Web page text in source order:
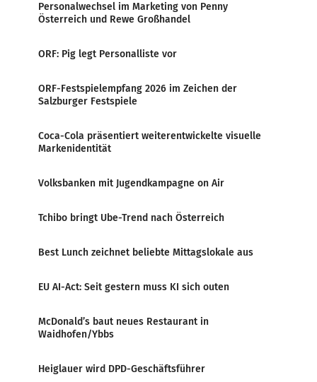
Personalwechsel im Marketing von Penny
Österreich und Rewe Großhandel
ORF: Pig legt Personalliste vor
ORF-Festspielempfang 2026 im Zeichen der
Salzburger Festspiele
Coca-Cola präsentiert weiterentwickelte visuelle
Markenidentität
Volksbanken mit Jugendkampagne on Air
Tchibo bringt Ube-Trend nach Österreich
Best Lunch zeichnet beliebte Mittagslokale aus
EU AI-Act: Seit gestern muss KI sich outen
McDonald’s baut neues Restaurant in
Waidhofen/Ybbs
Heiglauer wird DPD-Geschäftsführer